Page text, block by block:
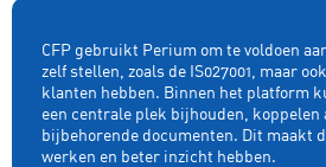
CFP gebruikt Perium om te voldoen
zelf stellen, zoals de IS027001, maar
klanten hebben. Binnen het platform
een centrale plek bijhouden, koppelen
bijbehorende documenten. Dit maakt
werken en beter inzicht hebben.